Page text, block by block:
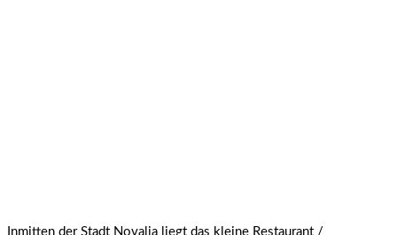
Inmitten der Stadt Novalja liegt das kleine Restaurant /